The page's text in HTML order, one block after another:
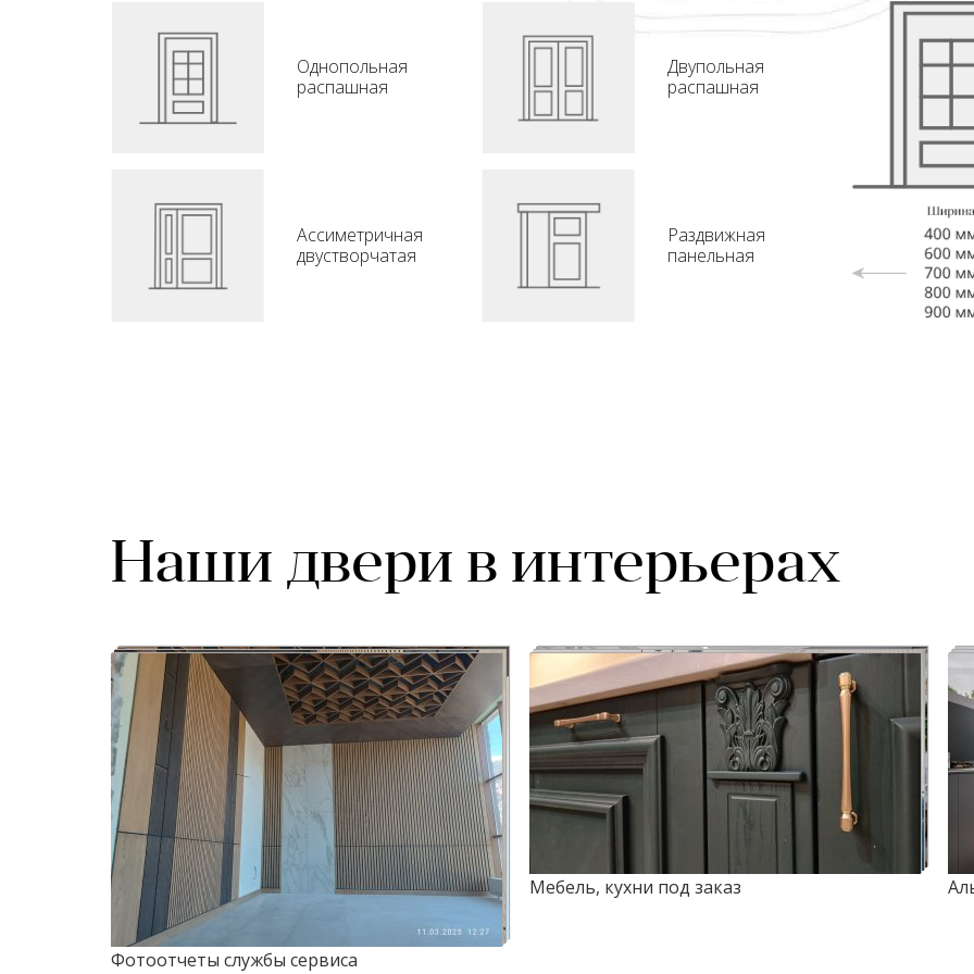
Однопольная
распашная
Двупольная
распашная
Ассиметричная
двустворчатая
Раздвижная
панельная
Наши двери в интерьерах
Фотоотчеты службы сервиса
Мебель, кухни под заказ